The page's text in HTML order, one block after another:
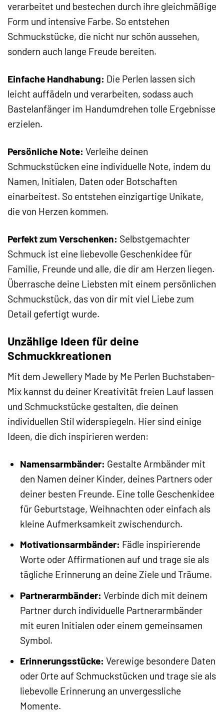
verarbeitet und bestechen durch ihre gleichmäßige
Form und intensive Farbe. So entstehen
Schmuckstücke, die nicht nur schön aussehen,
sondern auch lange Freude bereiten.
Einfache Handhabung: Die Perlen lassen sich
leicht auffädeln und verarbeiten, sodass auch
Bastelanfänger im Handumdrehen tolle Ergebnisse
erzielen.
Persönliche Note: Verleihe deinen
Schmuckstücken eine individuelle Note, indem du
Namen, Initialen, Daten oder Botschaften
einarbeitest. So entstehen einzigartige Unikate,
die von Herzen kommen.
Perfekt zum Verschenken: Selbstgemachter
Schmuck ist eine liebevolle Geschenkidee für
Familie, Freunde und alle, die dir am Herzen liegen.
Überrasche deine Liebsten mit einem persönlichen
Schmuckstück, das von dir mit viel Liebe zum
Detail gefertigt wurde.
Unzählige Ideen für deine
Schmuckkreationen
Mit dem Jewellery Made by Me Perlen Buchstaben-
Mix kannst du deiner Kreativität freien Lauf lassen
und Schmuckstücke gestalten, die deinen
individuellen Stil widerspiegeln. Hier sind einige
Ideen, die dich inspirieren werden:
Namensarmbänder: Gestalte Armbänder mit
den Namen deiner Kinder, deines Partners oder
deiner besten Freunde. Eine tolle Geschenkidee
für Geburtstage, Weihnachten oder einfach als
kleine Aufmerksamkeit zwischendurch.
Motivationsarmbänder: Fädle inspirierende
Worte oder Affirmationen auf und trage sie als
tägliche Erinnerung an deine Ziele und Träume.
Partnerarmbänder: Verbinde dich mit deinem
Partner durch individuelle Partnerarmbänder
mit euren Initialen oder einem gemeinsamen
Symbol.
Erinnerungsstücke: Verewige besondere Daten
oder Orte auf Schmuckstücken und trage sie als
liebevolle Erinnerung an unvergessliche
Momente.